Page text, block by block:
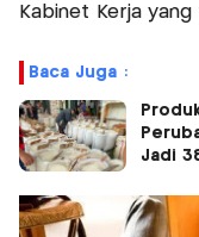
Kabinet Kerja
Baca Juga :
Jadi